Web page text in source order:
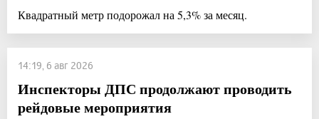
Квадратный метр подорожал на 5,3% за месяц.
14:19, 6 авг 2026
Инспекторы ДПС продолжают проводить
рейдовые мероприятия